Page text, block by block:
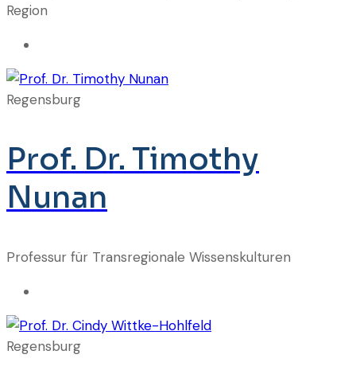
Region
Regensburg
Prof. Dr. Timothy
Nunan
Professur für Transregionale Wissenskulturen
Regensburg